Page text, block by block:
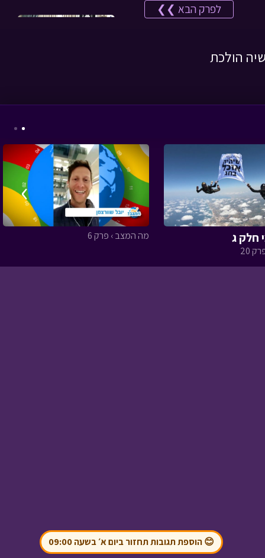
לפרק הבא ❯❯
המסע לבר המצווה -
פרק עשרים ותשעה•
מתוך המסע לבר
המצווה
בול בפוני - פרק 3 -
הולכת
חלק ג
20
מה המצב › פרק 6
›
😊 הוספת תגובות תחזור ביום א׳ בשעה 09:00